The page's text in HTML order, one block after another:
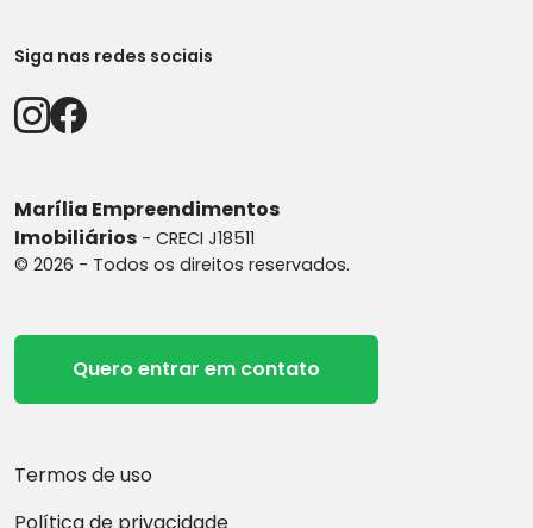
Siga nas redes sociais
Marília Empreendimentos
Imobiliários - CRECI J18511
© 2026 - Todos os direitos reservados.
Quero entrar em contato
Termos de uso
Política de privacidade